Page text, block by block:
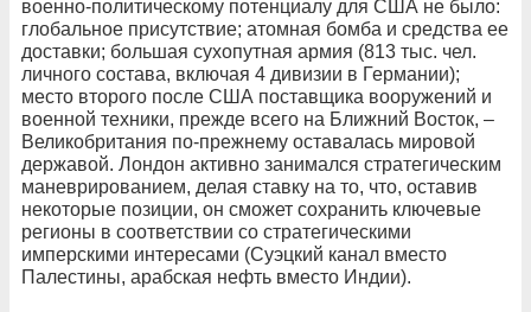
военно-политическому потенциалу для США не было:
глобальное присутствие; атомная бомба и средства ее
доставки; большая сухопутная армия (813 тыс. чел.
личного состава, включая 4 дивизии в Германии);
место второго после США поставщика вооружений и
военной техники, прежде всего на Ближний Восток, –
Великобритания по-прежнему оставалась мировой
державой. Лондон активно занимался стратегическим
маневрированием, делая ставку на то, что, оставив
некоторые позиции, он сможет сохранить ключевые
регионы в соответствии со стратегическими
имперскими интересами (Суэцкий канал вместо
Палестины, арабская нефть вместо Индии).